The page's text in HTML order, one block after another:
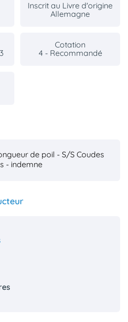
Inscrit au Livre d'origine
Allemagne
Cotation
4 - Recommandé
de poil - S/S Coudes
- indemne